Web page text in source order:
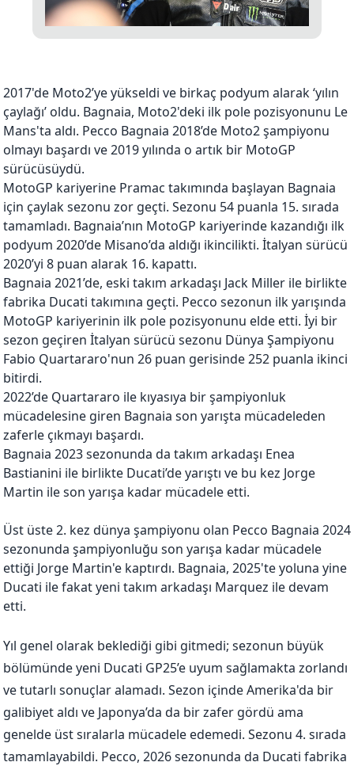
2017'de Moto2’ye yükseldi ve birkaç podyum alarak ‘yılın
çaylağı’ oldu. Bagnaia, Moto2'deki ilk pole pozisyonunu Le
Mans'ta aldı. Pecco Bagnaia 2018’de Moto2 şampiyonu
olmayı başardı ve 2019 yılında o artık bir MotoGP
sürücüsüydü.
MotoGP kariyerine Pramac takımında başlayan Bagnaia
için çaylak sezonu zor geçti. Sezonu 54 puanla 15. sırada
tamamladı. Bagnaia’nın MotoGP kariyerinde kazandığı ilk
podyum 2020’de Misano’da aldığı ikincilikti. İtalyan sürücü
2020’yi 8 puan alarak 16. kapattı.
Bagnaia 2021’de, eski takım arkadaşı Jack Miller ile birlikte
fabrika Ducati takımına geçti. Pecco sezonun ilk yarışında
MotoGP kariyerinin ilk pole pozisyonunu elde etti. İyi bir
sezon geçiren İtalyan sürücü sezonu Dünya Şampiyonu
Fabio Quartararo'nun 26 puan gerisinde 252 puanla ikinci
bitirdi.
2022’de Quartararo ile kıyasıya bir şampiyonluk
mücadelesine giren Bagnaia son yarışta mücadeleden
zaferle çıkmayı başardı.
Bagnaia 2023 sezonunda da takım arkadaşı Enea
Bastianini ile birlikte Ducati’de yarıştı ve bu kez Jorge
Martin ile son yarışa kadar mücadele etti.
Üst üste 2. kez dünya şampiyonu olan Pecco Bagnaia 2024
sezonunda şampiyonluğu son yarışa kadar mücadele
ettiği Jorge Martin'e kaptırdı. Bagnaia, 2025'te yoluna yine
Ducati ile fakat yeni takım arkadaşı Marquez ile devam
etti.
Yıl genel olarak beklediği gibi gitmedi; sezonun büyük
bölümünde yeni Ducati GP25’e uyum sağlamakta zorlandı
ve tutarlı sonuçlar alamadı. Sezon içinde Amerika'da bir
galibiyet aldı ve Japonya’da da bir zafer gördü ama
genelde üst sıralarla mücadele edemedi. Sezonu 4. sırada
tamamlayabildi. Pecco, 2026 sezonunda da Ducati fabrika